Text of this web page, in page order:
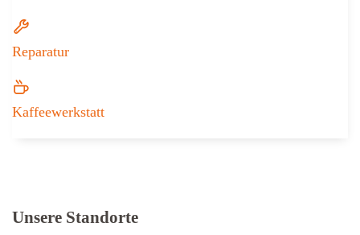
Reparatur
Kaffeewerkstatt
Unsere Standorte